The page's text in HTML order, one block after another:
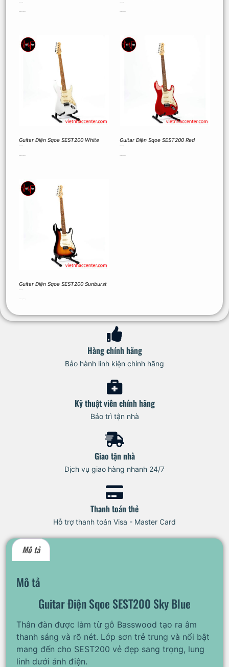
Guitar Điện Sqoe SEST200 White Guitar Điện Sqoe SEST200 Red
Guitar Điện Sqoe SEST200 Sunburst
Hàng chính hãng
Bảo hành linh kiện chính hãng
Kỹ thuật viên chính hãng
Bảo trì tận nhà
Giao tận nhà
Dịch vụ giao hàng nhanh 24/7
Thanh toán thẻ
Hỗ trợ thanh toán Visa - Master Card
Mô tả
Mô tả
Guitar Điện Sqoe SEST200 Sky Blue
Thân đàn được làm từ gỗ Basswood tạo ra âm
thanh sáng và rõ nét. Lớp sơn trẻ trung và nổi bật
mang đến cho SEST200 vẻ đẹp sang trọng, lung
linh dưới ánh điện.